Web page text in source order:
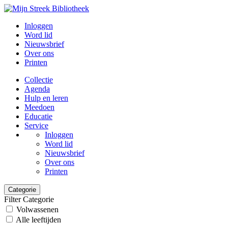
Inloggen
Word lid
Nieuwsbrief
Over ons
Printen
Collectie
Agenda
Hulp en leren
Meedoen
Educatie
Service
Inloggen
Word lid
Nieuwsbrief
Over ons
Printen
Categorie
Filter Categorie
Volwassenen
Alle leeftijden